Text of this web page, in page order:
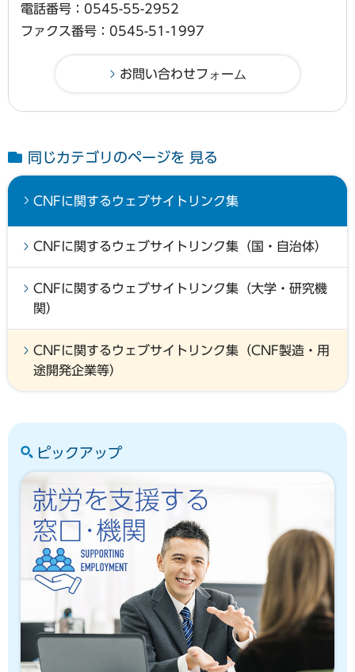
電話番号：0545-55-2952
ファクス番号：0545-51-1997
同じカテゴリのページを 見る
CNFに関するウェブサイトリンク集
CNFに関するウェブサイトリンク集（国・自治体）
CNFに関するウェブサイトリンク集（大学・研究機
関）
CNFに関するウェブサイトリンク集（CNF製造・用
途開発企業等）
ピックアップ